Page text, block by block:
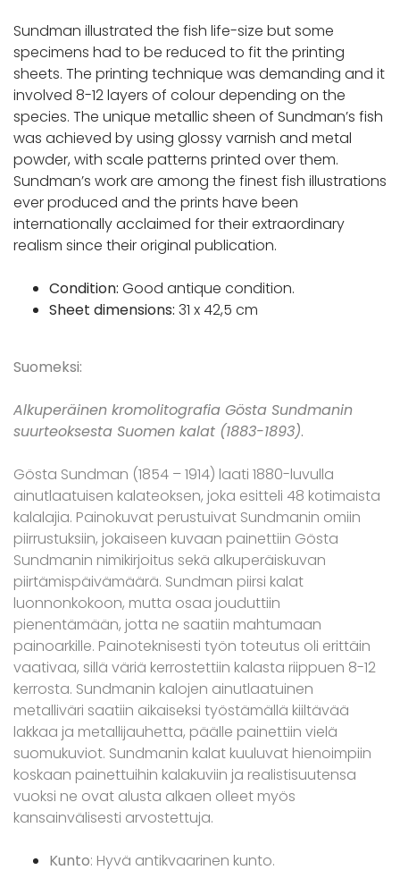
Sundman illustrated the fish life-size but some
specimens had to be reduced to fit the printing
sheets. The printing technique was demanding and it
involved 8-12 layers of colour depending on the
species. The unique metallic sheen of Sundman’s fish
was achieved by using glossy varnish and metal
powder, with scale patterns printed over them.
Sundman’s work are among the finest fish illustrations
ever produced and the prints have been
internationally acclaimed for their extraordinary
realism since their original publication.
Condition: Good antique condition.
Sheet dimensions: 31 x 42,5 cm
Suomeksi:
Alkuperäinen kromolitografia Gösta Sundmanin
suurteoksesta Suomen kalat (1883-1893).
Gösta Sundman (1854 – 1914) laati 1880-luvulla
ainutlaatuisen kalateoksen, joka esitteli 48 kotimaista
kalalajia. Painokuvat perustuivat Sundmanin omiin
piirrustuksiin, jokaiseen kuvaan painettiin Gösta
Sundmanin nimikirjoitus sekä alkuperäiskuvan
piirtämispäivämäärä. Sundman piirsi kalat
luonnonkokoon, mutta osaa jouduttiin
pienentämään, jotta ne saatiin mahtumaan
painoarkille. Painoteknisesti työn toteutus oli erittäin
vaativaa, sillä väriä kerrostettiin kalasta riippuen 8-12
kerrosta. Sundmanin kalojen ainutlaatuinen
metalliväri saatiin aikaiseksi työstämällä kiiltävää
lakkaa ja metallijauhetta, päälle painettiin vielä
suomukuviot. Sundmanin kalat kuuluvat hienoimpiin
koskaan painettuihin kalakuviin ja realistisuutensa
vuoksi ne ovat alusta alkaen olleet myös
kansainvälisesti arvostettuja.
Kunto: Hyvä antikvaarinen kunto.